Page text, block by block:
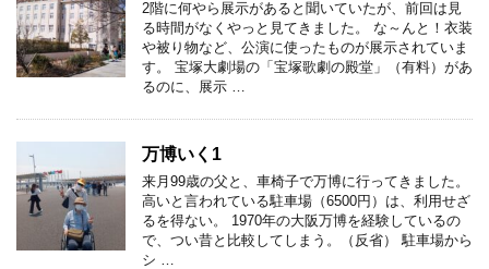
2階に何やら展示があると聞いていたが、前回は見
る時間がなくやっと見てきました。 な～んと！衣装
や被り物など、公演に使ったものが展示されていま
す。 宝塚大劇場の「宝塚歌劇の殿堂」（有料）があ
るのに、展示 …
万博いく1
来月99歳の父と、車椅子で万博に行ってきました。
高いと言われている駐車場（6500円）は、利用せざ
るを得ない。 1970年の大阪万博を経験しているの
で、つい昔と比較してしまう。（反省） 駐車場から
シ …